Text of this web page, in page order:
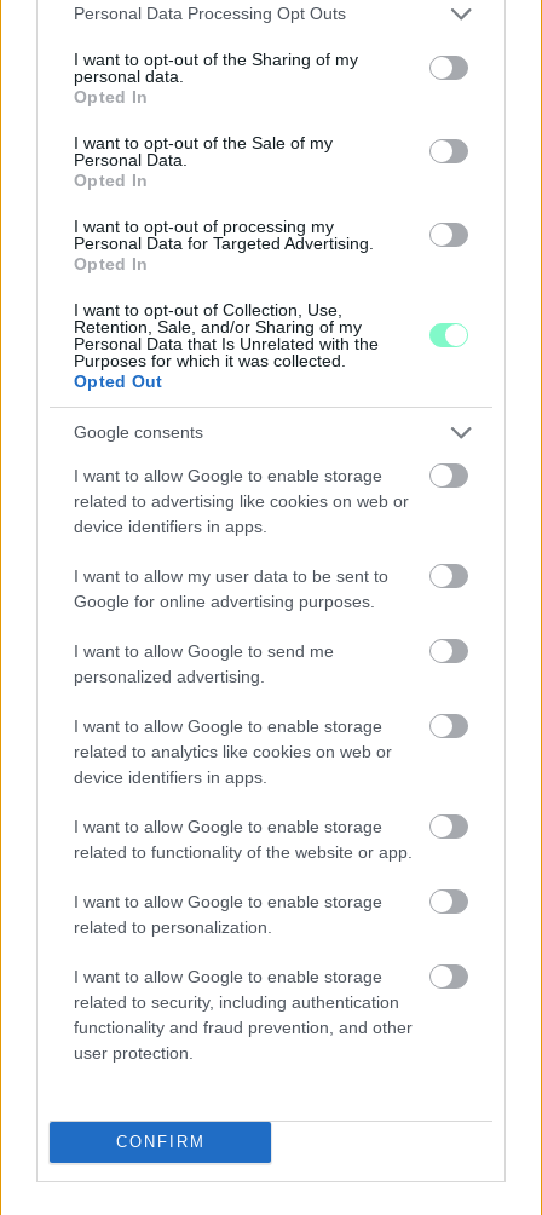
Please note that this website/app uses one or more Google
not limited to your visit or usage behaviour. You may click to
grant or deny consent to Google and its third-party tags to
use your data for below specified purposes in below Google
consent section.
Personal Data Processing Opt Outs
I want to opt-out of the Sharing of my
personal data.
Opted In
I want to opt-out of the Sale of my
Personal Data.
Opted In
I want to opt-out of processing my
Personal Data for Targeted Advertising.
Opted In
I want to opt-out of Collection, Use,
Retention, Sale, and/or Sharing of my
Personal Data that Is Unrelated with the
Purposes for which it was collected.
Opted Out
Google consents
I want to allow Google to enable storage
related to advertising like cookies on web or
device identifiers in apps.
I want to allow my user data to be sent to
Google for online advertising purposes.
I want to allow Google to send me
personalized advertising.
I want to allow Google to enable storage
related to analytics like cookies on web or
device identifiers in apps.
I want to allow Google to enable storage
related to functionality of the website or app.
I want to allow Google to enable storage
related to personalization.
I want to allow Google to enable storage
related to security, including authentication
functionality and fraud prevention, and other
user protection.
CONFIRM
KIVÁLÓ PROGRAM VÁR MINDENKIT EZEN A HÉTVÉGÉN
Középpontban a hagyományőrzés, de lesz Pogány Induló és
Majka koncert, jóga szeánsz, “borhajózás” és egy csomó minden
ENERGIATAKARÉKOSSÁG: KORÁBBAN KEZDŐDIK
A GYŐRI AUDI ETO KC PÉNTEKI FELKÉSZÜLÉSI
MÉRKŐZÉSE
előrébb hozták a Brest Bretagne Handball elleni találkozó
kezdését.